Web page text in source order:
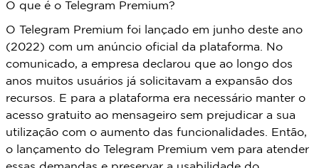
O que é o Telegram Premium?
O Telegram Premium foi lançado em junho deste ano
(2022) com um anúncio oficial da plataforma. No
comunicado, a empresa declarou que ao longo dos
anos muitos usuários já solicitavam a expansão dos
recursos. E para a plataforma era necessário manter o
acesso gratuito ao mensageiro sem prejudicar a sua
utilização com o aumento das funcionalidades. Então,
o lançamento do Telegram Premium vem para atender